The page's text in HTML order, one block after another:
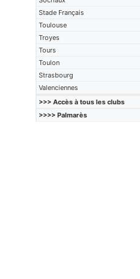
Stade Français
Toulouse
Troyes
Tours
Toulon
Strasbourg
Valenciennes
>>> Accès à tous les clubs
>>>> Palmarès